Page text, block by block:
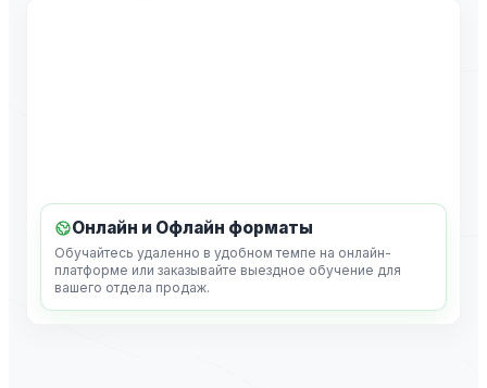
Онлайн и Офлайн форматы
Обучайтесь удаленно в удобном темпе на онлайн-
платформе или заказывайте выездное обучение для
вашего отдела продаж.